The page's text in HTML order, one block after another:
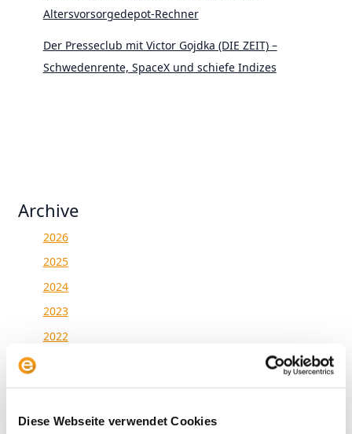
Diese Webseite verwendet Cookies
Altersvorsorgedepot-Rechner
Der Presseclub mit Victor Gojdka (DIE ZEIT) –
Schwedenrente, SpaceX und schiefe Indizes
Archive
2026
2025
2024
2023
2022
2020